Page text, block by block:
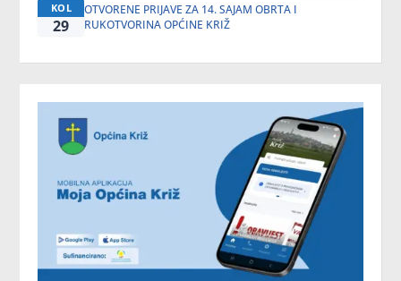
KOL
29
OTVORENE PRIJAVE ZA 14. SAJAM OBRTA I
RUKOTVORINA OPĆINE KRIŽ